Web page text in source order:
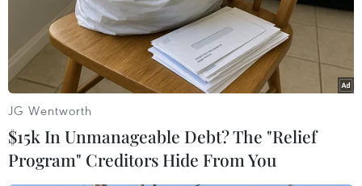
JG Wentworth
$15k In Unmanageable Debt? The "Relief
Program" Creditors Hide From You